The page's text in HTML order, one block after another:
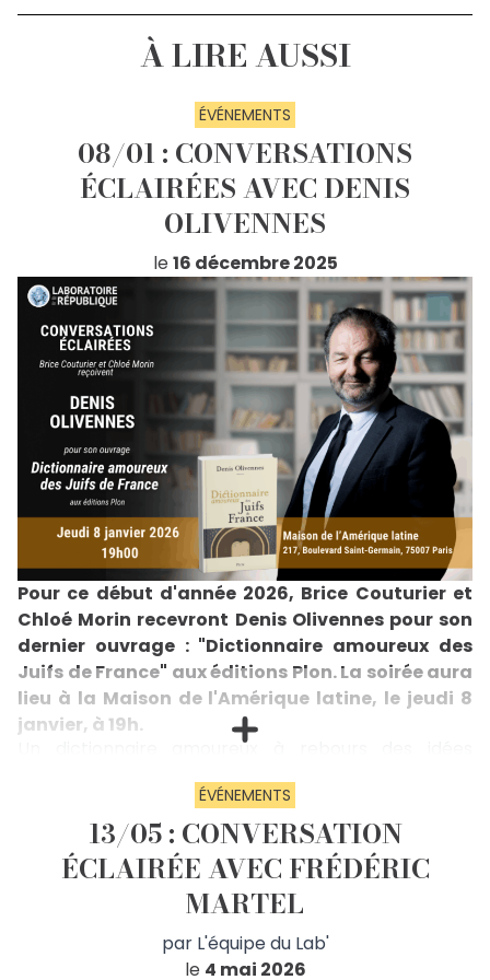
À LIRE AUSSI
ÉVÉNEMENTS
08/01 : CONVERSATIONS
ÉCLAIRÉES AVEC DENIS
OLIVENNES
le16 décembre 2025
Pour ce début d'année 2026, Brice Couturier et
Chloé Morin recevront Denis Olivennes pour son
dernier ouvrage : "Dictionnaire amoureux des
Juifs de France" aux éditions Plon. La soirée aura
lieu à la Maison de l'Amérique latine, le jeudi 8
janvier, à 19h.
Un dictionnaire amoureux à rebours des idées
une incroyable exception historique et mondiale
dans le rapport des Nations avec les Juifs. Dans ce "
Dictionnaire amoureux ", à l'encontre des idées
complaisamment entretenues, Denis Olivennes
révèle tout ce que la France a apporté aux Juifs de
France et tout ce que ces Juifs ont apporté à notre
histoire nationale. L'auteur montre comment les
Juifs, présents sur le sol de France depuis deux mille
ans, ont entretenu avec la Nation, et la Nation avec
ÉVÉNEMENTS
13/05 : CONVERSATION
ÉCLAIRÉE AVEC FRÉDÉRIC
MARTEL
par L'équipe du Lab'
le 4 mai 2026